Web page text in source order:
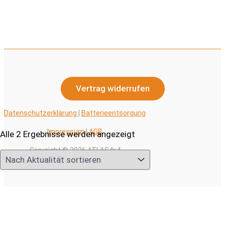
Alle 2 Ergebnisse werden angezeigt
Aktualität
sortiert
Vertrag widerrufen
Datenschutzerklärung Batterieentsorgung
Impressum|AGB
Copyright © 2026 ATLAS4x4